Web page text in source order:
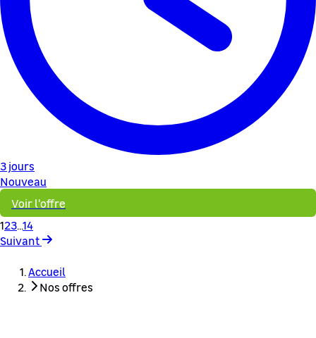
3 jours
Nouveau
Voir l'offre
123...14
Suivant
Accueil
Nos offres